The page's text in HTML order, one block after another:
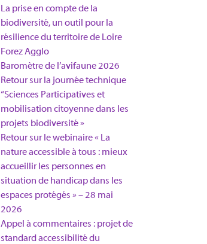
La prise en compte de la
biodiversité, un outil pour la
résilience du territoire de Loire
Forez Agglo​
Baromètre de l’avifaune 2026
Retour sur la journée technique
“Sciences Participatives et
mobilisation citoyenne dans les
projets biodiversité »
Retour sur le webinaire « La
nature accessible à tous : mieux
accueillir les personnes en
situation de handicap dans les
espaces protégés » – 28 mai
2026
Appel à commentaires : projet de
standard accessibilité du